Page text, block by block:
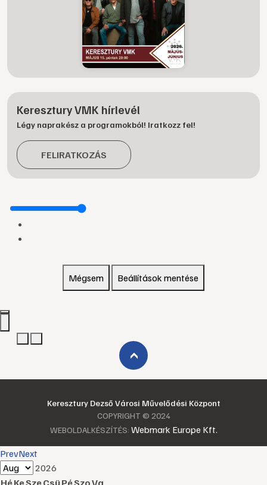
Keresztury VMK hírlevél
Légy naprakész a programokból! Iratkozz fel!
FELIRATKOZÁS
Mégsem Beállítások mentése
›
Keresztury Dezső Városi Művelődési Központ
COPYRIGHT © 2024
WEBOLDALKÉSZÍTÉS: Webmark Europe Kft.
PrevNext
2026